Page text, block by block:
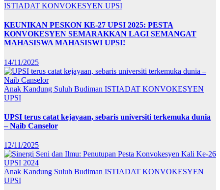
ISTIADAT KONVOKESYEN UPSI
KEUNIKAN PESKON KE-27 UPSI 2025: PESTA
KONVOKESYEN SEMARAKKAN LAGI SEMANGAT
MAHASISWA MAHASISWI UPSI!
14/11/2025
Anak Kandung Suluh Budiman ISTIADAT KONVOKESYEN
UPSI
UPSI terus catat kejayaan, sebaris universiti terkemuka dunia
– Naib Canselor
12/11/2025
Anak Kandung Suluh Budiman ISTIADAT KONVOKESYEN
UPSI